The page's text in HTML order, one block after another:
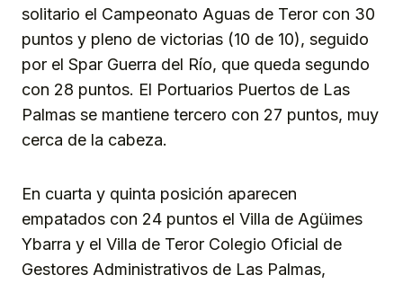
solitario el Campeonato Aguas de Teror con 30
puntos y pleno de victorias (10 de 10), seguido
por el Spar Guerra del Río, que queda segundo
con 28 puntos. El Portuarios Puertos de Las
Palmas se mantiene tercero con 27 puntos, muy
cerca de la cabeza.
En cuarta y quinta posición aparecen
empatados con 24 puntos el Villa de Agüimes
Ybarra y el Villa de Teror Colegio Oficial de
Gestores Administrativos de Las Palmas,